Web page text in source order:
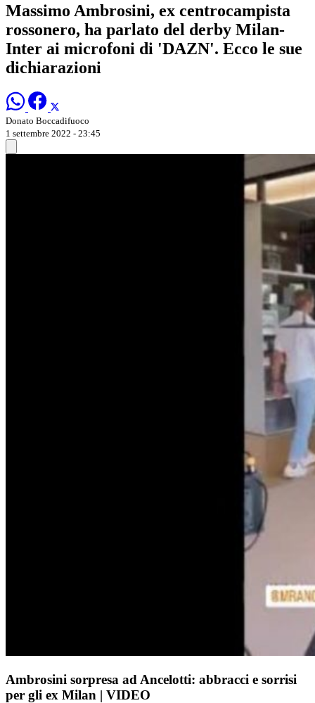
Massimo Ambrosini, ex centrocampista
rossonero, ha parlato del derby Milan-
Inter ai microfoni di 'DAZN'. Ecco le sue
dichiarazioni
Donato Boccadifuoco
1 settembre 2022 - 23:45
Ambrosini sorpresa ad Ancelotti: abbracci e sorrisi
per gli ex Milan | VIDEO